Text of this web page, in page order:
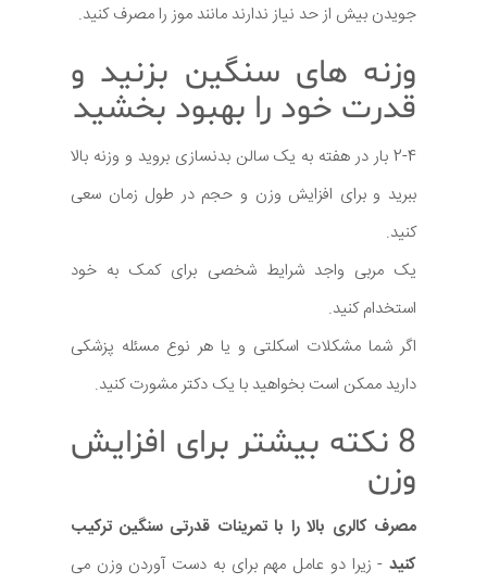
جویدن بیش از حد نیاز ندارند مانند موز را مصرف کنید.
وزنه های سنگین بزنید و
قدرت خود را بهبود بخشید
2-4 بار در هفته به یک سالن بدنسازی بروید و وزنه بالا
ببرید و برای افزایش وزن و حجم در طول زمان سعی
کنید.
یک مربی واجد شرایط شخصی برای کمک به خود
استخدام کنید.
اگر شما مشکلات اسکلتی و یا هر نوع مسئله پزشکی
دارید ممکن است بخواهید با یک دکتر مشورت کنید.
8 نکته بیشتر برای افزایش
وزن
مصرف کالری بالا را با تمرینات قدرتی سنگین ترکیب
کنید - زیرا دو عامل مهم برای به دست آوردن وزن می